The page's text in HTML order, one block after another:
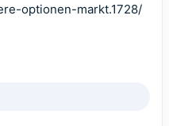
optionen-markt.1728/